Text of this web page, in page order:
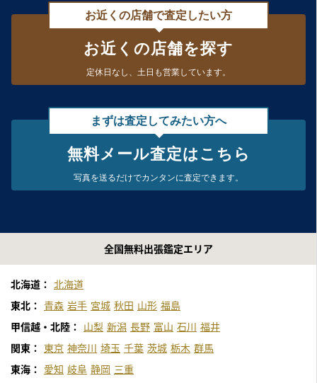
お近くの店舗で査定したい方
お近くの店舗を探す
定休日なし、 土日も営業しています。
まずは査定してみたい方へ
無料メール査定はこちら
写真を送るだけでカンタンに査定できます。
全国無料出張鑑定エリア
北海道： 北海道
東北： 青森 岩手 宮城 秋田 山形 福島
甲信越・北陸：
山梨 新潟 長野 富山 石川 福井
関東：
東京 神奈川 埼玉 千葉 茨城 栃木 群馬
東海：
愛知 岐阜 静岡 三重